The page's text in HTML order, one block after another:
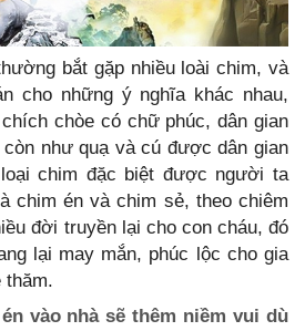
bắt gặp nhiều loài chim, và
cho những ý nghĩa khác nhau,
chòe có chữ phúc, dân gian
như quạ và cú được dân gian
chim đặc biệt được người ta
chim én và chim sẻ, theo chiêm
đời truyền lại cho con cháu, đó
lại may mắn, phúc lộc cho gia
thăm.
vào nhà sẽ thêm niềm vui dù